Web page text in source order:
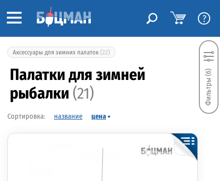
?
Аксессуары для зимних палаток (22)
Палатки для зимней
рыбалки (21)
название цена
Фильтры (6)